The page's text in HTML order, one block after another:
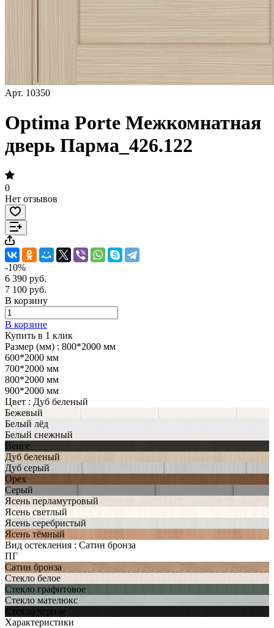
Арт. 10350
Optima Porte Межкомнатная
дверь Парма_426.122
0
Нет отзывов
-10%
6 390 руб.
7 100 руб.
В корзину
В корзине
Купить в 1 клик
Размер (мм) : 800*2000 мм
600*2000 мм
700*2000 мм
800*2000 мм
900*2000 мм
Цвет : Дуб беленый
Бежевый
Белый лёд
Белый снежный
Венге
Дуб беленый
Дуб серый
Орех
Серый
Ясень перламутровый
Ясень светлый
Ясень серебристый
Ясень тёмный
Вид остекления : Сатин бронза
ПГ
Сатин бронза
Стекло белое
Стекло графитовое
Стекло мателюкс
Стекло черное
Характеристики